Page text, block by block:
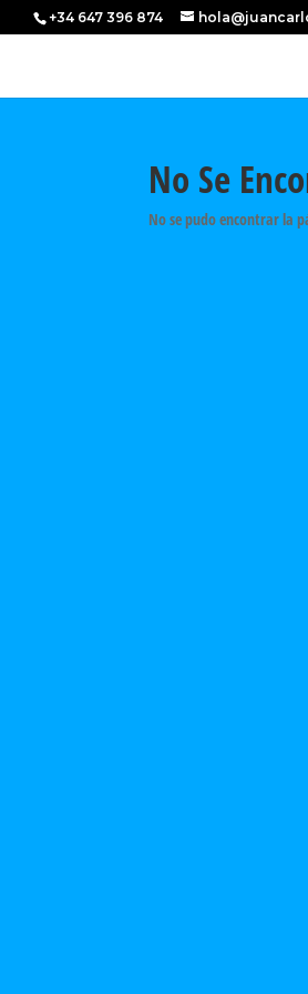
+34 647 396 874
No Se
No se pudo encontrar la